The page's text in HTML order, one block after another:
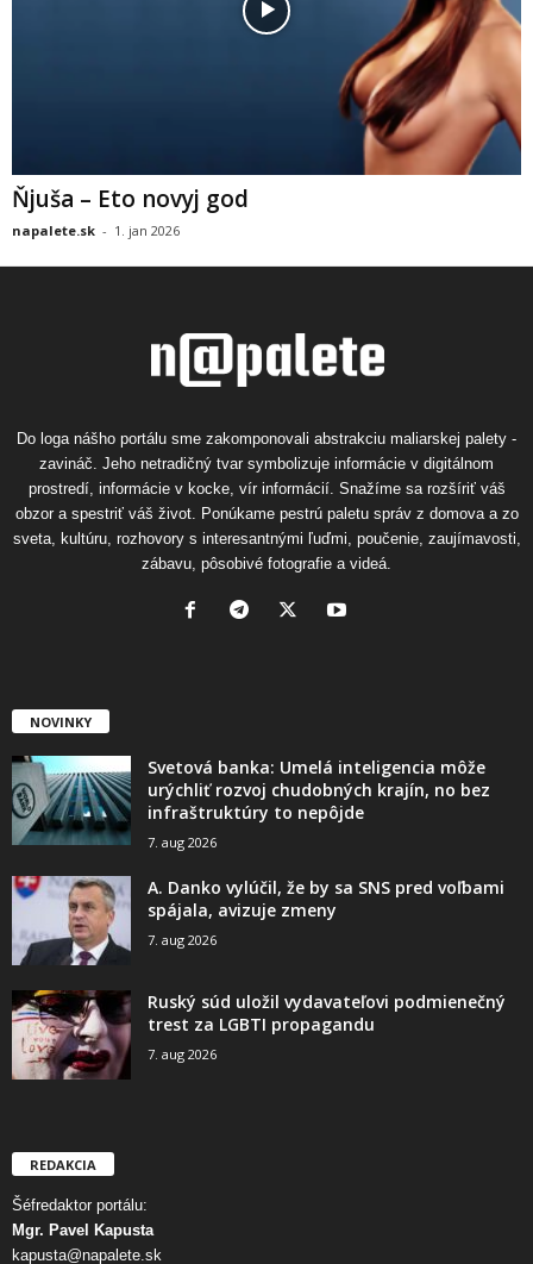
Ňjuša – Eto novyj god
napalete.sk - 1. jan 2026
Do loga nášho portálu sme zakomponovali abstrakciu maliarskej palety -
zavináč. Jeho netradičný tvar symbolizuje informácie v digitálnom
prostredí, informácie v kocke, vír informácií. Snažíme sa rozšíriť váš
obzor a spestriť váš život. Ponúkame pestrú paletu správ z domova a zo
sveta, kultúru, rozhovory s interesantnými ľuďmi, poučenie, zaujímavosti,
zábavu, pôsobivé fotografie a videá.
NOVINKY
Svetová banka: Umelá inteligencia môže
urýchliť rozvoj chudobných krajín, no bez
infraštruktúry to nepôjde
7. aug 2026
A. Danko vylúčil, že by sa SNS pred voľbami
spájala, avizuje zmeny
7. aug 2026
Ruský súd uložil vydavateľovi podmienečný
trest za LGBTI propagandu
7. aug 2026
REDAKCIA
Šéfredaktor portálu:
Mgr. Pavel Kapusta
kapusta@napalete.sk